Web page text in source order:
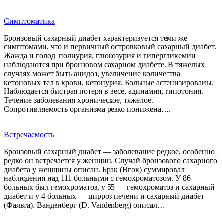
Симптоматика
Бронзовый сахарный диабет характеризуется теми же
симптомами, что и первичный островковый сахарный диабет.
Жажда и голод, полиурия, глюкозурия и гипергликемии
наблюдаются при бронзовом сахарном диабете. В тяжелых
случаях может быть ацидоз, увеличение количества
кетоновых тел в крови, кетонурия. Больные астенизироваиы.
Наблюдается быстрая потеря в весе, адинамия, гипотония.
Течение заболевания хроническое, тяжелое.
Сопротивляемость организма резко понижена….
Встречаемость
Бронзовый сахарный диабет — заболевание редкое, особенно
редко он встречается у женщин. Случай бронзового сахарного
диабета у женщины описан. Брак (Вгок) суммировал
наблюдения над 111 больными с гемохроматозом. У 86
больных был гемохроматоз, у 55 — гемохроматоз и сахарный
диабет и у 4 больных — цирроз печени и сахарный диабет
(Фальта). Ванденберг (D. Vandenberg) описал…